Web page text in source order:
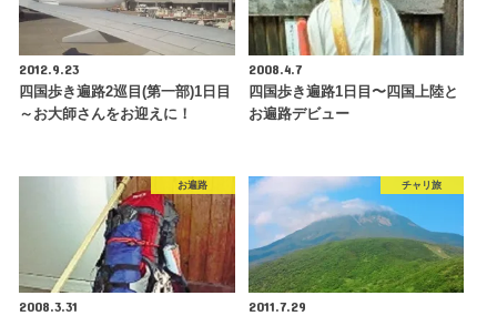
2012.9.23
四国歩き遍路2巡目(第一部)1日目
～お大師さんをお迎えに！
2008.4.7
四国歩き遍路1日目〜四国上陸と
お遍路デビュー
お遍路
2008.3.31
チャリ旅
2011.7.29